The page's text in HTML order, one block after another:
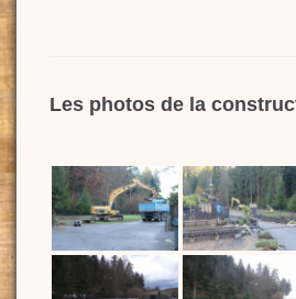
Les photos de la